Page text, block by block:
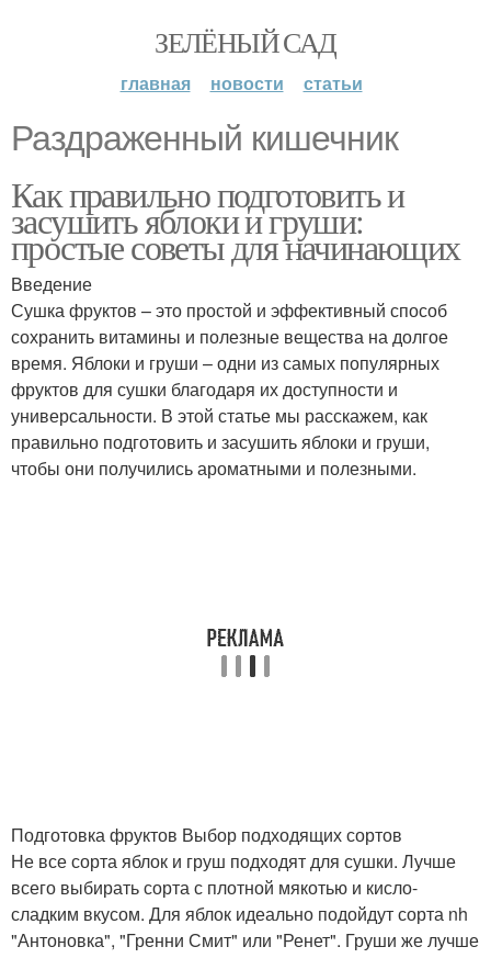
ЗЕЛЁНЫЙ САД
главная новости статьи
Раздраженный кишечник
Как правильно подготовить и
засушить яблоки и груши:
простые советы для начинающих
Введение
Сушка фруктов – это простой и эффективный способ
сохранить витамины и полезные вещества на долгое
время. Яблоки и груши – одни из самых популярных
фруктов для сушки благодаря их доступности и
универсальности. В этой статье мы расскажем, как
правильно подготовить и засушить яблоки и груши,
чтобы они получились ароматными и полезными.
Подготовка фруктов Выбор подходящих сортов
Не все сорта яблок и груш подходят для сушки. Лучше
всего выбирать сорта с плотной мякотью и кисло-
сладким вкусом. Для яблок идеально подойдут сорта nh
"Антоновка", "Гренни Смит" или "Ренет". Груши же лучше